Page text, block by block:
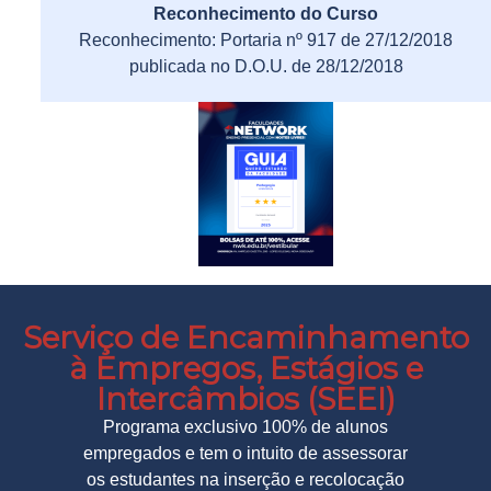
Reconhecimento do Curso
Reconhecimento: Portaria nº 917 de 27/12/2018
publicada no D.O.U. de 28/12/2018
Serviço de Encaminhamento
à Empregos, Estágios e
Intercâmbios (SEEI)
Programa exclusivo 100% de alunos
empregados e tem o intuito de assessorar
os estudantes na inserção e recolocação